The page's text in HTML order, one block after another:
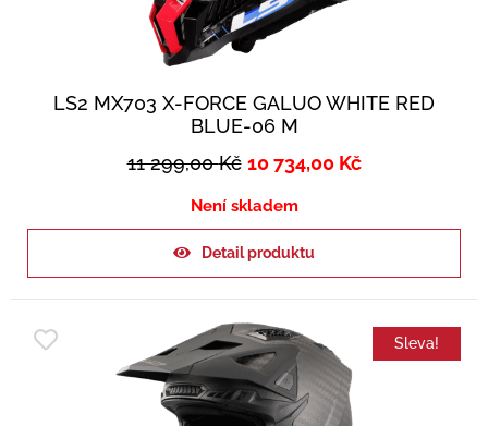
LS2 MX703 X-FORCE GALUO WHITE RED
BLUE-06 M
11 299,00Kč 10 734,00 Kč
Není skladem
Detail produktu
Sleva!